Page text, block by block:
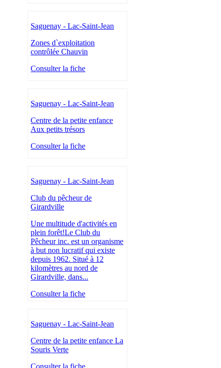
Saguenay - Lac-Saint-Jean
Zones d`exploitation
contrôlée Chauvin
Consulter la fiche
Saguenay - Lac-Saint-Jean
Centre de la petite enfance
Aux petits trésors
Consulter la fiche
Saguenay - Lac-Saint-Jean
Club du pêcheur de
Girardville
Une multitude d'activités en
plein forêt!Le Club du
Pêcheur inc. est un organisme
à but non lucratif qui existe
depuis 1962. Situé à 12
kilomètres au nord de
Girardville, dans...
Consulter la fiche
Saguenay - Lac-Saint-Jean
Centre de la petite enfance La
Souris Verte